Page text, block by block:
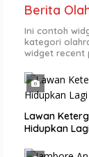
Berita
Ini contoh
kategori
widget recent
Lawan
Hidupkan